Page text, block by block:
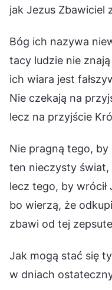
jak Jezus Zbawiciel
Bóg ich nazywa
tacy ludzie nie znają
ich wiara jest
Nie czekają na
lecz na przyjście
Nie pragną tego, by
ten nieczysty
lecz tego, by wrócił
bo wierzą, że
zbawi od tej
Jak mogą stać się
w dniach